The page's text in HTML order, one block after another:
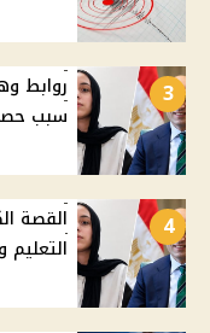
3
روابط
سبب حصول ريم
4
التعليم